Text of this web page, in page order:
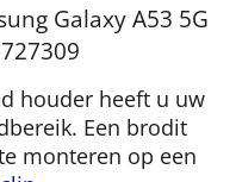
Galaxy A53 5G
houder heeft u uw
Een brodit
monteren op een